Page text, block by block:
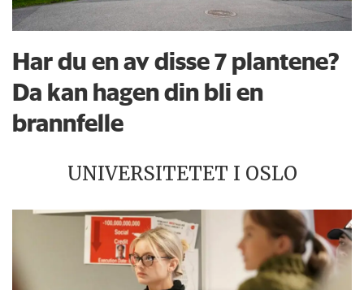
Har du en av disse 7 plantene?
Da kan hagen din bli en
brannfelle
UNIVERSITETET I OSLO